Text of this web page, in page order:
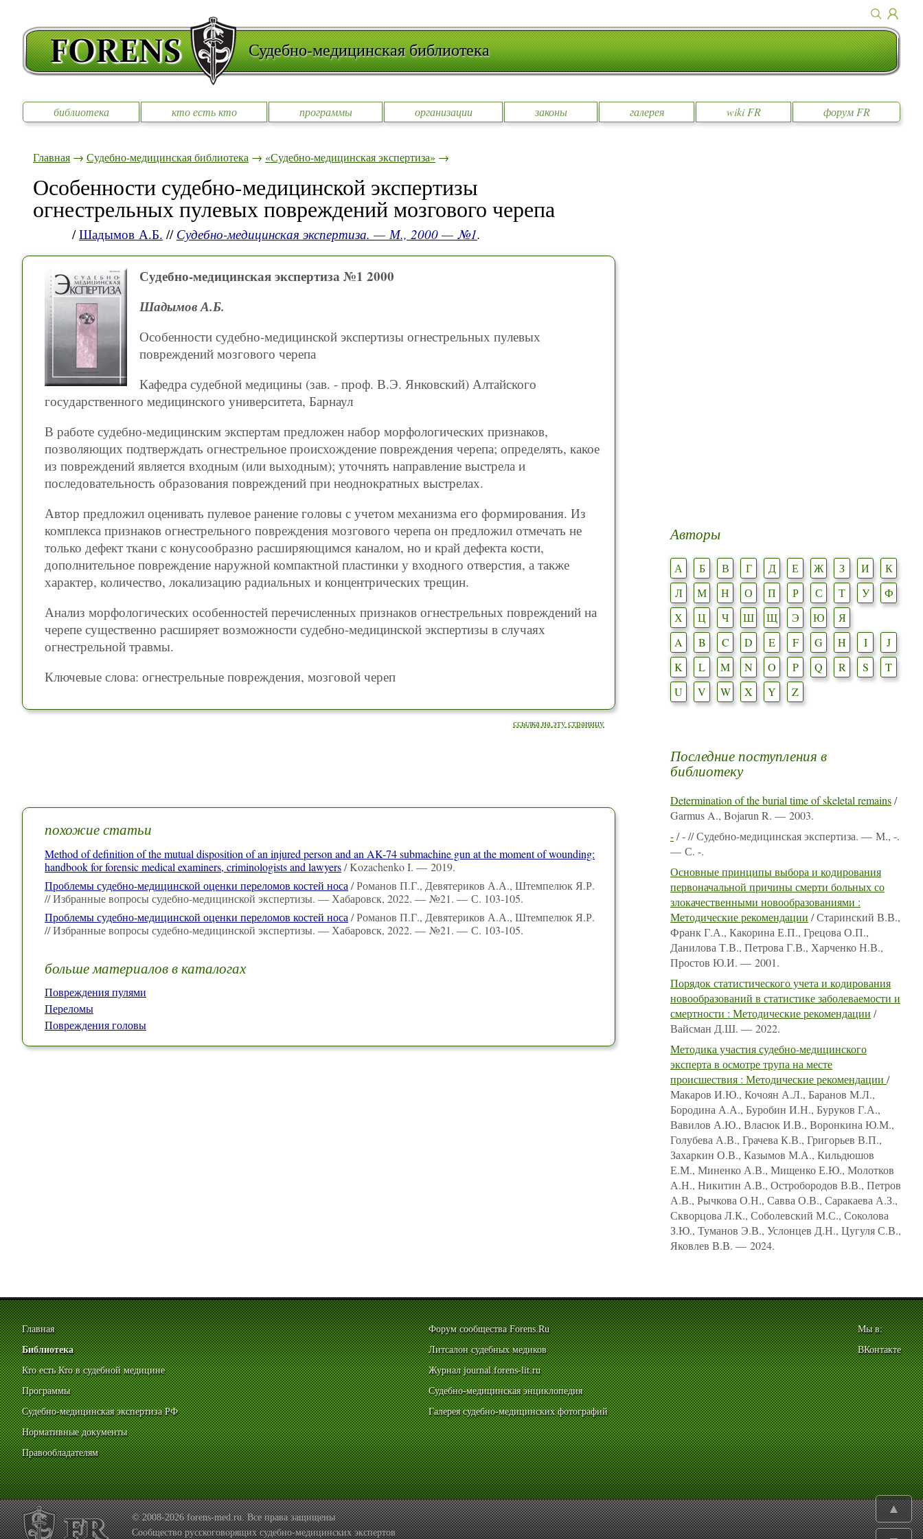
Судебно-медицинская библиотека
библиотека кто есть кто программы организации законы галерея wiki FR форум FR
Главная → Судебно-медицинская библиотека → «Судебно-медицинская экспертиза» →
Особенности судебно-медицинской экспертизы
огнестрельных пулевых повреждений мозгового черепа
/Шадымов А.Б. // Судебно-медицинская экспертиза. — М., 2000 — №1.
Судебно-медицинская экспертиза №1 2000
Шадымов А.Б.
Особенности судебно-медицинской экспертизы огнестрельных пулевых
повреждений мозгового черепа
Кафедра судебной медицины (зав. - проф. В.Э. Янковский) Алтайского
государственного медицинского университета, Барнаул
В работе судебно-медицинским экспертам предложен набор морфологических признаков,
позволяющих подтверждать огнестрельное происхождение повреждения черепа; определять, какое
из повреждений является входным (или выходным); уточнять направление выстрела и
последовательность образования повреждений при неоднократных выстрелах.
Автор предложил оценивать пулевое ранение головы с учетом механизма его формирования. Из
комплекса признаков огнестрельного повреждения мозгового черепа он предложил отмечать не
только дефект ткани с конусообразно расширяющимся каналом, но и край дефекта кости,
дополнительное повреждение наружной компактной пластинки у входного отверстия, а также
характер, количество, локализацию радиальных и концентрических трещин.
Анализ морфологических особенностей перечисленных признаков огнестрельных повреждений на
черепе существенно расширяет возможности судебно-медицинской экспертизы в случаях
огнестрельной травмы.
Ключевые слова: огнестрельные повреждения, мозговой череп
ссылка на эту страницу
похожие статьи
Method of definition of the mutual disposition of an injured person and an AK-74 submachine gun at the moment of wounding:
handbook for forensic medical examiners, criminologists and lawyers/ Kozachenko I. — 2019.
Проблемы судебно-медицинской оценки переломов костей носа / Романов П.Г., Девятериков А.А., Штемпелюк Я.Р.
// Избранные вопросы судебно-медицинской экспертизы. — Хабаровск, 2022. — №21. — С. 103-105.
Проблемы судебно-медицинской оценки переломов костей носа / Романов П.Г., Девятериков А.А., Штемпелюк Я.Р.
// Избранные вопросы судебно-медицинской экспертизы. — Хабаровск, 2022. — №21. — С. 103-105.
больше материалов в каталогах
Повреждения пулями
Переломы
Повреждения головы
Авторы
А Б В Г Д Е Ж З И
К
Л
М Н О П Р С Т У
Ф
Х
Ц Ч Ш Щ Э Ю
Я
A
B C D E F G H I
J
K
L M N O P Q R S
T
U
V W X Y Z
Последние поступления в
библиотеку
Determination of the burial time of skeletal remains/
Garmus A., Bojarun R. — 2003.
-/ - // Судебно-медицинская экспертиза. — М., -.
— С. -.
Основные принципы выбора и кодирования
первоначальной причины смерти больных со
злокачественными новообразованиями :
Методические рекомендации / Старинский В.В.,
Франк Г.А., Какорина Е.П., Грецова О.П.,
Данилова Т.В., Петрова Г.В., Харченко Н.В.,
Простов Ю.И. — 2001.
Порядок статистического учета и кодирования
новообразований в статистике заболеваемости и
смертности : Методические рекомендации /
Вайсман Д.Ш. — 2022.
Методика участия судебно-медицинского
эксперта в осмотре трупа на месте
происшествия : Методические рекомендации /
Макаров И.Ю., Кочоян А.Л., Баранов М.Л.,
Бородина А.А., Буробин И.Н., Буруков Г.А.,
Вавилов А.Ю., Власюк И.В., Воронкина Ю.М.,
Голубева А.В., Грачева К.В., Григорьев В.П.,
Захаркин О.В., Казымов М.А., Кильдюшов
Е.М., Миненко А.В., Мищенко Е.Ю., Молотков
А.Н., Никитин А.В., Остробородов В.В., Петров
А.В., Рычкова О.Н., Савва О.В., Саракаева А.З.,
Скворцова Л.К., Соболевский М.С., Соколова
З.Ю., Туманов Э.В., Услонцев Д.Н., Цугуля С.В.,
Яковлев В.В. — 2024.
Главная
Библиотека
Кто есть Кто в судебной медицине
Программы
Судебно-медицинская экспертиза РФ
Нормативные документы
Правообладателям
Форум сообщества Forens.Ru
Литсалон судебных медиков
Журнал journal.forens-lit.ru
Судебно-медицинская энциклопедия
Галерея судебно-медицинских фотографий
Мы в:
ВКонтакте
© 2008-2026 forens-med.ru. Все права защищены
Сообщество русскоговорящих судебно-медицинских экспертов
▲